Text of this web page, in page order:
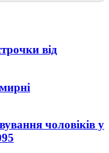
від
чоловіків у